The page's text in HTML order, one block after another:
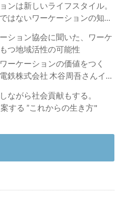
ンは新しいライフスタイル。
はないワーケーションの知ら
ション協会に聞いた、ワーケ
つ地域活性の可能性
ーケーションの価値をつく
鉄株式会社 木谷周吾さんイン
ながら社会貢献もする。
する ”これからの生き方"